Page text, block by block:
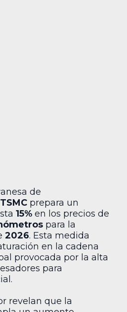
de
TSMC prepara un
15% en los precios de
para la
2026. Esta medida
en la cadena
provocada por la alta
para
revelan que la